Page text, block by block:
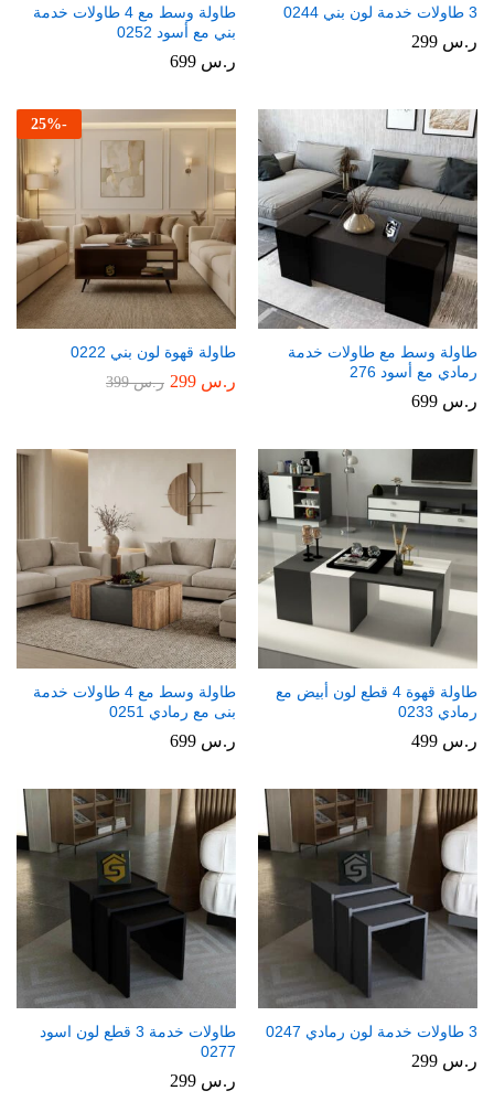
3 طاولات خدمة لون بني 0244
ر.س
طاولة وسط مع 4 طاولات خدمة
بني مع أسود 0252
ر.س
طاولة وسط مع طاولات خدمة
رمادي مع أسود 276
ر.س
-
25%
طاولة قهوة لون بني 0222
ر.س ر.س399
طاولة قهوة 4 قطع لون أبيض مع
رمادي 0233
ر.س
طاولة وسط مع 4 طاولات خدمة
بنى مع رمادي 0251
ر.س
3 طاولات خدمة لون رمادي 0247
ر.س
طاولات خدمة 3 قطع لون اسود
0277
ر.س